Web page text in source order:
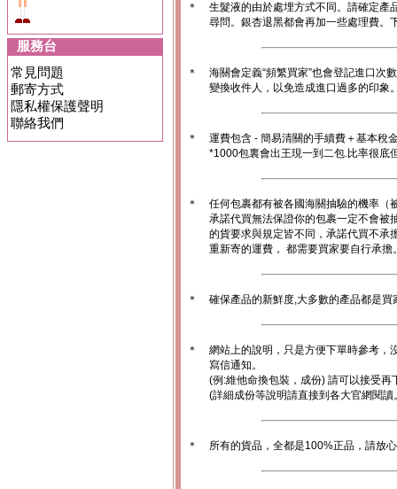
服務台
常見問題
郵寄方式
隱私權保護聲明
聯絡我們
＊
生髮液的由於處埋方式不同。請確定產
尋問。銀杏退黑都會再加一些處理費。
＊
海關會定義“頻繁買家”也會登記進口次
變換收件人，以免造成進口過多的印象
＊
運費包含 - 簡易清關的手續費＋基本稅
*1000包裏會出王現一到二包.比率很底
＊
任何包裹都有被各國海關抽驗的機率（
承諾代買無法保證你的包裹一定不會被
的貨要求與規定皆不同，承諾代買不承
重新寄的運費， 都需要買家要自行承擔
＊ 確保產品的新鮮度,大多數的產品都是
＊
網站上的說明，只是方便下單時參考，
寫信通知。
(例:維他命換包裝，成份) 請可以接受再
(詳細成份等說明請直接到各大官網閱讀
＊ 所有的貨品，全都是100%正品，請放